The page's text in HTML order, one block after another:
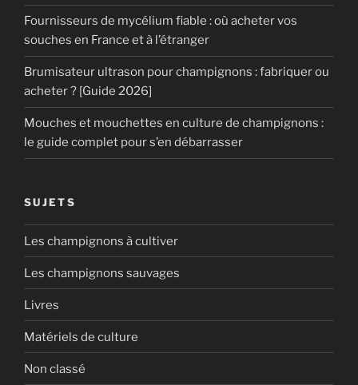
Fournisseurs de mycélium fiable : où acheter vos
souches en France et à l’étranger
Brumisateur ultrason pour champignons : fabriquer ou
acheter ? [Guide 2026]
Mouches et mouchettes en culture de champignons :
le guide complet pour s’en débarrasser
SUJETS
Les champignons à cultiver
Les champignons sauvages
Livres
Matériels de culture
Non classé